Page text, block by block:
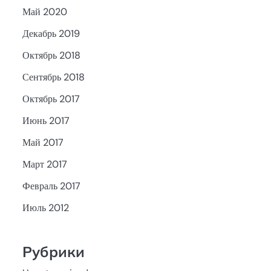
Май 2020
Декабрь 2019
Октябрь 2018
Сентябрь 2018
Октябрь 2017
Июнь 2017
Май 2017
Март 2017
Февраль 2017
Июль 2012
Рубрики